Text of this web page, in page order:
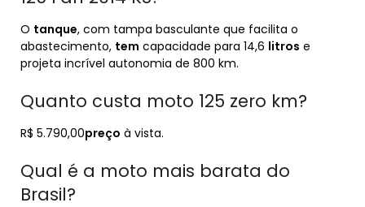
O tanque, com tampa basculante que facilita o
abastecimento, tem capacidade para 14,6 litros e
projeta incrível autonomia de 800 km.
Quanto custa moto 125 zero km?
R$ 5.790,00preço à vista.
Qual é a moto mais barata do
Brasil?